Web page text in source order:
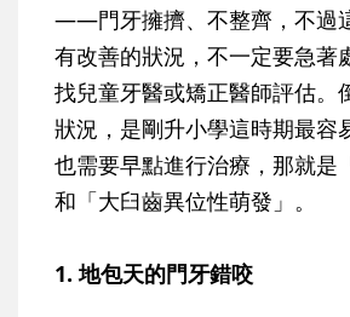
——門牙擁擠、不整齊，不過
有改善的狀況，不一定要急著
找兒童牙醫或矯正醫師評估。
狀況，是剛升小學這時期最容
也需要早點進行治療，那就是
和「大臼齒異位性萌發」。
1. 地包天的門牙錯咬